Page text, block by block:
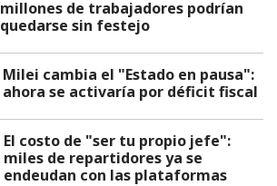
millones de trabajadores podrían
quedarse sin festejo
Milei cambia el "Estado en pausa":
ahora se activaría por déficit fiscal
El costo de "ser tu propio jefe":
miles de repartidores ya se
endeudan con las plataformas